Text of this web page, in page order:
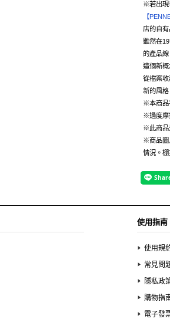
※若出現
【
店的自有
雖然在
的產品線
這個新概
從檔案
新的風格
※本商品
※過度摩
※此商品
※商品圖
情況。棚
使用指南
使用規
常見問
隱私政
購物指
電子發